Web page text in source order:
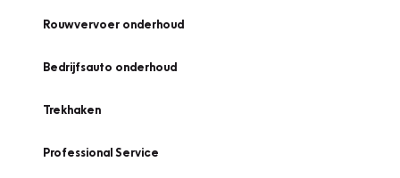
Rouwvervoer onderhoud
Bedrijfsauto onderhoud
Trekhaken
Professional Service